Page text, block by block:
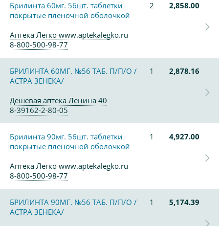
Брилинта 60мг. 56шт. таблетки
покрытые пленочной оболочкой
2 2,858.00
Аптека Легко www.aptekalegko.ru
8-800-500-98-77
БРИЛИНТА 60МГ. №56 ТАБ. П/П/О /
АСТРА ЗЕНЕКА/
1 2,878.16
Дешевая аптека Ленина 40
8-39162-2-80-05
Брилинта 90мг. 56шт. таблетки
покрытые пленочной оболочкой
1 4,927.00
Аптека Легко www.aptekalegko.ru
8-800-500-98-77
БРИЛИНТА 90МГ. №56 ТАБ. П/П/О /
АСТРА ЗЕНЕКА/
1 5,174.39